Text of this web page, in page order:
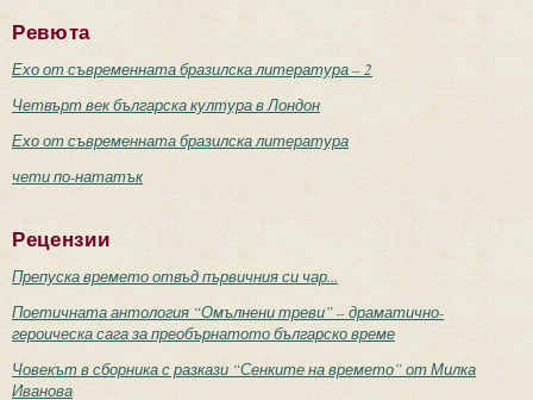
Ревюта
Ехо от съвременната бразилска литература – 2
Четвърт век българска култура в Лондон
Ехо от съвременната бразилска литература
чети по-нататък
Рецензии
Препуска времето отвъд първичния си чар...
Поетичната антология “Омълнени треви” – драматично-
героическа сага за преобърнатото българско време
Човекът в сборника с разкази “Сенките на времето” от Милка
Иванова